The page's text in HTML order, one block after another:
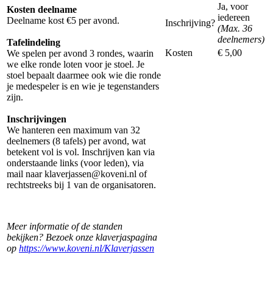
Kosten deelname
Deelname kost €5 per avond.
Tafelindeling
We spelen per avond 3 rondes, waarin
we elke ronde loten voor je stoel. Je
stoel bepaalt daarmee ook wie die ronde
je medespeler is en wie je tegenstanders
zijn.
Inschrijvingen
We hanteren een maximum van 32
deelnemers (8 tafels) per avond, wat
betekent vol is vol. Inschrijven kan via
onderstaande links (voor leden), via
mail naar klaverjassen@koveni.nl of
rechtstreeks bij 1 van de organisatoren.
Meer informatie of de standen
bekijken? Bezoek onze klaverjaspagina
op https://www.koveni.nl/Klaverjassen
Inschrijving?
Ja, voor
iedereen
(Max. 36
deelnemers)
Kosten
€ 5,00